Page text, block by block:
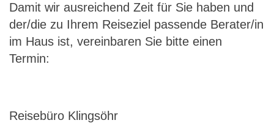
Damit wir ausreichend Zeit für Sie haben und
der/die zu Ihrem Reiseziel passende Berater/in
im Haus ist, vereinbaren Sie bitte einen
Termin:
Reisebüro Klingsöhr